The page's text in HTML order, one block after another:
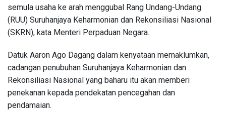
semula usaha ke arah menggubal Rang Undang-Undang
(RUU) Suruhanjaya Keharmonian dan Rekonsiliasi Nasional
(SKRN), kata Menteri Perpaduan Negara.
Datuk Aaron Ago Dagang dalam kenyataan memaklumkan,
cadangan penubuhan Suruhanjaya Keharmonian dan
Rekonsiliasi Nasional yang baharu itu akan memberi
penekanan kepada pendekatan pencegahan dan
pendamaian.